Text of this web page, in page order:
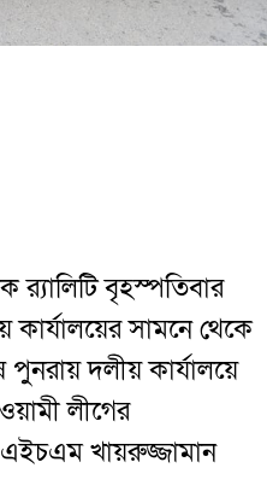
র‌্যালিটি বৃহস্পতিবার
সামনে থেকে
পুনরায় দলীয় কার্যালয়ে
লীগের
খায়রুজ্জামান